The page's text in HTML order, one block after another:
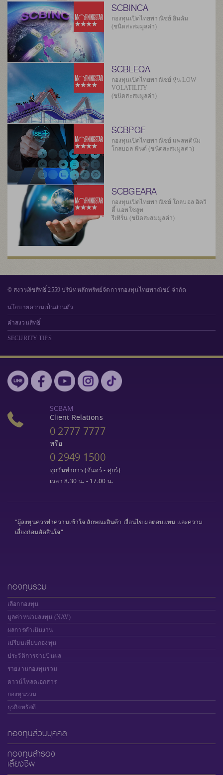
SCBINCA
กองทุนเปิดไทยพาณิชย์ อินคัม
(ชนิดสะสมมูลค่า)
SCBLEQA
กองทุนเปิดไทยพาณิชย์ หุ้น LOW
VOLATILITY
(ชนิดสะสมมูลค่า)
SCBPGF
กองทุนเปิดไทยพาณิชย์ แพลทตินัม
โกลบอล ฟันด์ (ชนิดสะสมมูลค่า)
SCBGEARA
กองทุนเปิดไทยพาณิชย์ โกลบอล อิควิ
ตี้ แอพโซลูท
รีเทิร์น (ชนิดสะสมมูลค่า)
© สงวนลิขสิทธิ์ 2559 บริษัทหลักทรัพย์จัดการกองทุนไทยพาณิชย์ จำกัด
นโยบายความเป็นส่วนตัว
คำสงวนสิทธิ์
SECURITY TIPS
SCBAM
Client Relations
0 2777 7777
หรือ
0 2949 1500
ทุกวันทำการ (จันทร์ - ศุกร์)
เวลา 8.30 น. - 17.00 น.
"ผู้ลงทุนควรทำความเข้าใจ ลักษณะสินค้า เงื่อนไข ผลตอบแทน และความ
เสี่ยงก่อนตัดสินใจ"
กองทุนรวม
เลือกกองทุน
มูลค่าหน่วยลงทุน (NAV)
ผลการดำเนินงาน
เปรียบเทียบกองทุน
ประวัติการจ่ายปันผล
รายงานกองทุนรวม
ดาวน์โหลดเอกสาร
กองทุนรวม
ธุรกิจทรัสตี
กองทุนส่วนบุคคล
กองทุนสำรอง
เลี้ยงชีพ